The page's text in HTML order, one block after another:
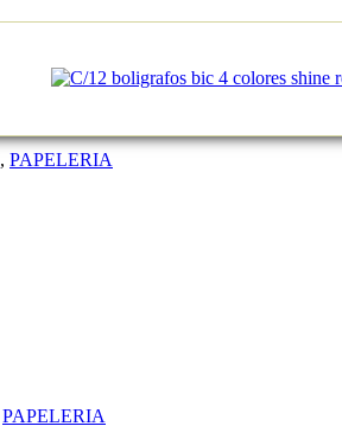
, PAPELERIA
PAPELERIA